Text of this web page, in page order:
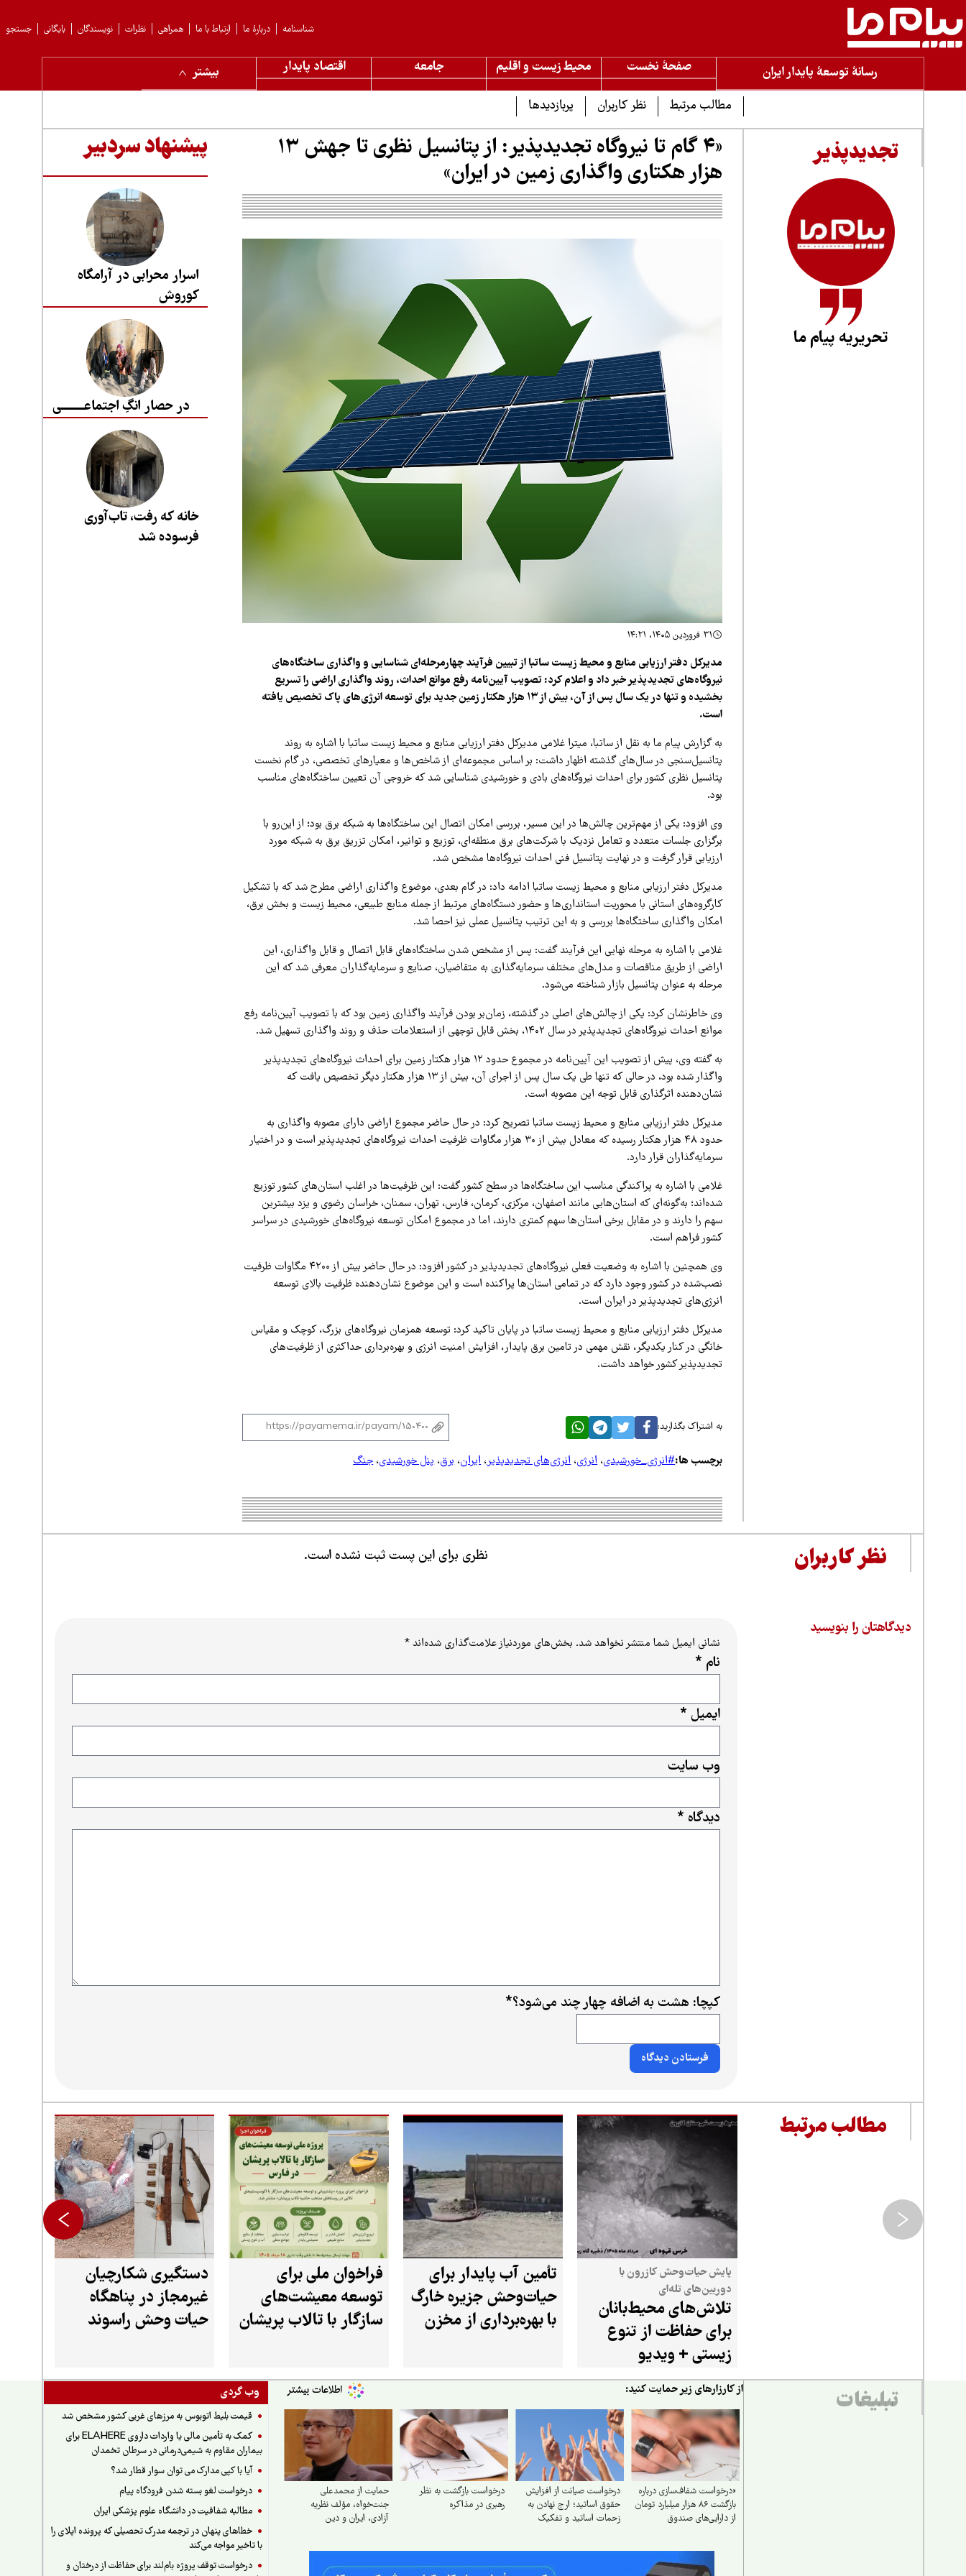
جستجو بایگانی نویسندگان نظرات همراهی ارتباط با ما دربارهٔ ما شناسنامه
رسانۀ توسعۀ پایدار ایران صفحۀ نخست محیط زیست و اقلیم جامعه اقتصاد پایدار
بیشتر
مطالب مرتبط
نظر کاربران پربازدیدها
تجدیدپذیر
تحریریه پیام ما
«۴ گام تا نیروگاه تجدیدپذیر: از پتانسیل نظری تا جهش ۱۳
هزار هکتاری واگذاری زمین در ایران»
۳۱ فروردین ۱۴۰۵، ۱۴:۲۱
مدیرکل دفتر ارزیابی منابع و محیط زیست ساتبا از تبیین فرآیند چهارمرحله‌ای شناسایی و واگذاری ساختگاه‌های
نیروگاه‌های تجدیدپذیر خبر داد و اعلام کرد: تصویب آیین‌نامه رفع موانع احداث، روند واگذاری اراضی را تسریع
بخشیده و تنها در یک سال پس از آن، بیش از ۱۳ هزار هکتار زمین جدید برای توسعه انرژی‌های پاک تخصیص یافته
است.
به گزارش پیام ما به نقل از ساتبا، میترا غلامی مدیرکل دفتر ارزیابی منابع و محیط زیست ساتبا با اشاره به روند
پتانسیل‌سنجی در سال‌های گذشته اظهار داشت: بر اساس مجموعه‌ای از شاخص‌ها و معیارهای تخصصی، در گام نخست
پتانسیل نظری کشور برای احداث نیروگاه‌های بادی و خورشیدی شناسایی شد که خروجی آن تعیین ساختگاه‌های مناسب
بود.
وی افزود: یکی از مهم‌ترین چالش‌ها در این مسیر، بررسی امکان اتصال این ساختگاه‌ها به شبکه برق بود؛ از این‌رو با
برگزاری جلسات متعدد و تعامل نزدیک با شرکت‌های برق منطقه‌ای، توزیع و توانیر، امکان تزریق برق به شبکه مورد
ارزیابی قرار گرفت و در نهایت پتانسیل فنی احداث نیروگاه‌ها مشخص شد.
مدیرکل دفتر ارزیابی منابع و محیط زیست ساتبا ادامه داد: در گام بعدی، موضوع واگذاری اراضی مطرح شد که با تشکیل
کارگروه‌های استانی با محوریت استانداری‌ها و حضور دستگاه‌های مرتبط از جمله منابع طبیعی، محیط زیست و بخش برق،
امکان واگذاری ساختگاه‌ها بررسی و به این ترتیب پتانسیل عملی نیز احصا شد.
غلامی با اشاره به مرحله نهایی این فرآیند گفت: پس از مشخص شدن ساختگاه‌های قابل اتصال و قابل واگذاری، این
اراضی از طریق مناقصات و مدل‌های مختلف سرمایه‌گذاری به متقاضیان، صنایع و سرمایه‌گذاران معرفی شد که این
مرحله به عنوان پتانسیل بازار شناخته می‌شود.
وی خاطرنشان کرد: یکی از چالش‌های اصلی در گذشته، زمان‌بر بودن فرآیند واگذاری زمین بود که با تصویب آیین‌نامه رفع
موانع احداث نیروگاه‌های تجدیدپذیر در سال ۱۴۰۲، بخش قابل توجهی از استعلامات حذف و روند واگذاری تسهیل شد.
به گفته وی، پیش از تصویب این آیین‌نامه در مجموع حدود ۱۲ هزار هکتار زمین برای احداث نیروگاه‌های تجدیدپذیر
واگذار شده بود، در حالی که تنها طی یک سال پس از اجرای آن، بیش از ۱۳ هزار هکتار دیگر تخصیص یافت که
نشان‌دهنده اثرگذاری قابل توجه این مصوبه است.
مدیرکل دفتر ارزیابی منابع و محیط زیست ساتبا تصریح کرد: در حال حاضر مجموع اراضی دارای مصوبه واگذاری به
حدود ۴۸ هزار هکتار رسیده که معادل بیش از ۳۰ هزار مگاوات ظرفیت احداث نیروگاه‌های تجدیدپذیر است و در اختیار
سرمایه‌گذاران قرار دارد.
غلامی با اشاره به پراکندگی مناسب این ساختگاه‌ها در سطح کشور گفت: این ظرفیت‌ها در اغلب استان‌های کشور توزیع
شده‌اند؛ به‌گونه‌ای که استان‌هایی مانند اصفهان، مرکزی، کرمان، فارس، تهران، سمنان، خراسان رضوی و یزد بیشترین
سهم را دارند و در مقابل برخی استان‌ها سهم کمتری دارند، اما در مجموع امکان توسعه نیروگاه‌های خورشیدی در سراسر
کشور فراهم است.
وی همچنین با اشاره به وضعیت فعلی نیروگاه‌های تجدیدپذیر در کشور افزود: در حال حاضر بیش از ۴۲۰۰ مگاوات ظرفیت
نصب‌شده در کشور وجود دارد که در تمامی استان‌ها پراکنده است و این موضوع نشان‌دهنده ظرفیت بالای توسعه
انرژی‌های تجدیدپذیر در ایران است.
مدیرکل دفتر ارزیابی منابع و محیط زیست ساتبا در پایان تاکید کرد: توسعه همزمان نیروگاه‌های بزرگ، کوچک و مقیاس
خانگی در کنار یکدیگر، نقش مهمی در تامین برق پایدار، افزایش امنیت انرژی و بهره‌برداری حداکثری از ظرفیت‌های
تجدیدپذیر کشور خواهد داشت.
به اشتراک بگذارید:
برچسب ها:#انرژی_خورشیدی،انرژی،انرژی‌های تجدیدپذیر،ایران،برق،پنل خورشیدی،جنگ
پیشنهاد سردبیر
اسرار محرابی در آرامگاه
کوروش
در حصار انگِ اجتماعــــــــی
خانه که رفت، تاب‌آوری
فرسوده شد
نظر کاربران نظری برای این پست ثبت نشده است.
دیدگاهتان را بنویسید
نشانی ایمیل شما منتشر نخواهد شد. بخش‌های موردنیاز علامت‌گذاری شده‌اند*
دیدگاه *
نام *
ایمیل *
وب‌ سایت
کپچا: هشت به اضافه چهار چند می‌شود؟*
مطالب مرتبط
پایش حیات‌وحش کازرون با
دوربین‌های تله‌ای
تلاش‌های محیط‌بانان
برای حفاظت از تنوع
زیستی + ویدیو
تأمین آب پایدار برای
حیات‌وحش جزیره خارگ
با بهره‌برداری از مخزن
فراخوان ملی برای
توسعه معیشت‌های
سازگار با تالاب پریشان
دستگیری شکارچیان
غیرمجاز در پناهگاه
حیات وحش راسوند
تبلیغات وب گردی
قیمت بلیط اتوبوس به مرزهای غربی کشور مشخص شد
کمک به تأمین مالی یا واردات داروی ELAHERE برای
بیماران مقاوم به شیمی‌درمانی در سرطان تخمدان
آیا با کپی مدارک می توان سوار قطار شد؟
درخواست لغو بسته شدن فرودگاه پیام
مطالبه شفافیت در دانشگاه علوم پزشکی ایران
خطاهای پنهان در ترجمه مدرک تحصیلی که پرونده اپلای را
با تاخیر مواجه می‌کند
درخواست توقف پروژه بام‌لند برای حفاظت از درختان و
از کارزارهای زیر حمایت کنید:
«درخواست شفاف‌سازی درباره
بازگشت ۸۶ هزار میلیارد تومان
از دارایی‌های صندوق
و بهبود معیشت بازنشستگان»
درخواست صیانت از افزایش
حقوق اساتید؛ ارج نهادن به
زحمات اساتید و تفکیک
درخواست بازگشت به نظر
رهبری در مذاکره
حمایت از محمدعلی
جنت‌خواه، مؤلف نظریه
آزادی، ایران و دین